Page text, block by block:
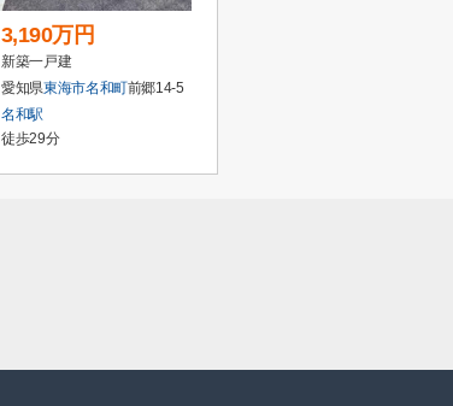
3,190万円
新築一戸建
愛知県東海市名和町前郷14-5
名和駅
徒歩29分